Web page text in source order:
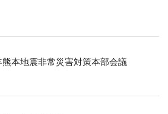
本地震非常災害対策本部会議